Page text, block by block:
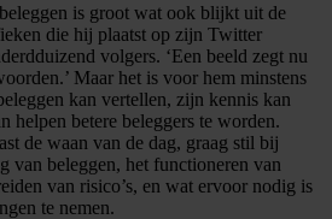
is groot wat ook blijkt uit de
die hij plaatst op zijn Twitter
volgers. ‘Een beeld zegt nu
Maar het is voor hem minstens
kan vertellen, zijn kennis kan
helpen betere beleggers te worden.
de waan van de dag, graag stil bij
van beleggen, het functioneren van
van risico’s, en wat ervoor nodig is
te nemen.